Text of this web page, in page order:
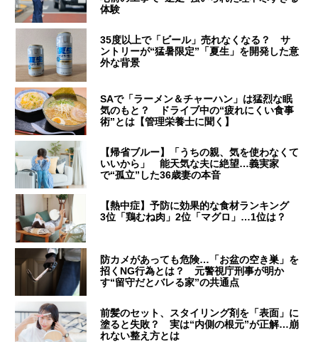
体験
35度以上で「ビール」売れなくなる？ サ
ントリーが“猛暑限定”「夏生」を開発した意
外な背景
SAで「ラーメン＆チャーハン」は猛烈な眠
気のもと？ ドライブ中の“疲れにくい食事
術”とは【管理栄養士に聞く】
【帰省ブルー】「うちの親、気を使わなくて
いいから」 能天気な夫に絶望…義実家
で“孤立”した36歳妻の本音
【熱中症】予防に効果的な食材ランキング
3位「鶏むね肉」2位「マグロ」…1位は？
防カメがあっても危険…「お盆の空き巣」を
招くNG行為とは？ 元警視庁刑事が明か
す“留守だとバレる家”の共通点
前髪のセット、スタイリング剤を「表面」に
塗ると失敗？ 実は“内側の根元”が正解…崩
れない整え方とは